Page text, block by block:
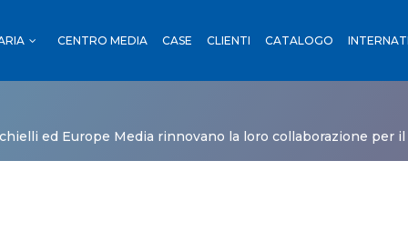
CENTRO MEDIA CASE CLIENTI CATALOGO
ed Europe Media rinnovano la loro collaborazione per